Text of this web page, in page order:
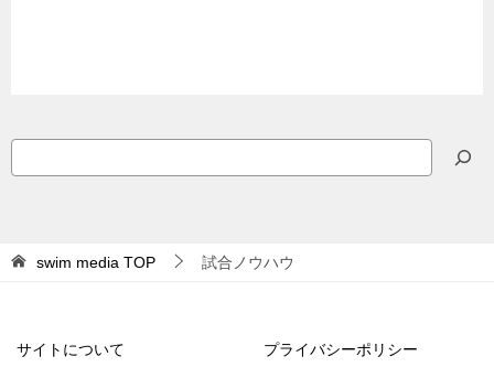
索
swim media TOP 試合ノウハウ
サイトについて プライバシーポリシー